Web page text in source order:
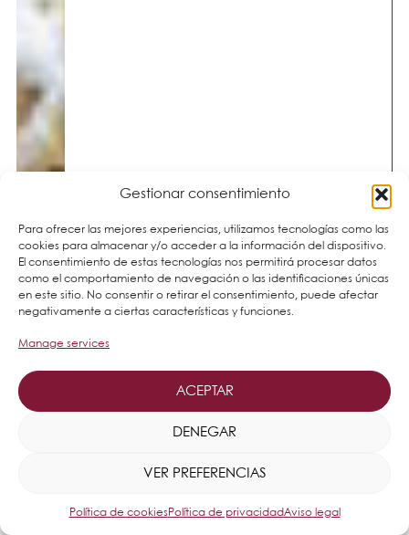
Gestionar consentimiento
Para ofrecer las mejores experiencias, utilizamos tecnologías como las
cookies para almacenar y/o acceder a la información del dispositivo.
El consentimiento de estas tecnologías nos permitirá procesar datos
como el comportamiento de navegación o las identificaciones únicas
en este sitio. No consentir o retirar el consentimiento, puede afectar
negativamente a ciertas características y funciones.
Manage services
ACEPTAR
DENEGAR
VER PREFERENCIAS
Política de cookiesPolítica de privacidadAviso legal